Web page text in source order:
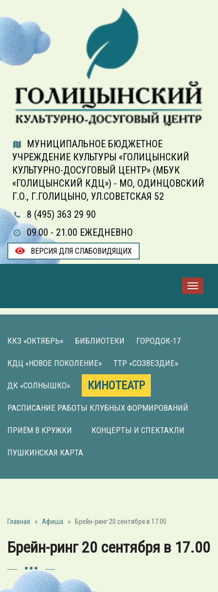
МУНИЦИПАЛЬНОЕ БЮДЖЕТНОЕ
УЧРЕЖДЕНИЕ КУЛЬТУРЫ «ГОЛИЦЫНСКИЙ
КУЛЬТУРНО-ДОСУГОВЫЙ ЦЕНТР» (МБУК
«ГОЛИЦЫНСКИЙ КДЦ») - МО, ОДИНЦОВСКИЙ
Г.О., Г.ГОЛИЦЫНО, УЛ.СОВЕТСКАЯ 52
8 (495) 363 29 90
09.00 - 21.00 ЕЖЕДНЕВНО
ВЕРСИЯ ДЛЯ СЛАБОВИДЯЩИХ
ККЗ «ОКТЯБРЬ» БИБЛИОТЕКИ ГОРОДОК-17
КДЦ «НОВОЕ ПОКОЛЕНИЕ» ТТР «СОЗВЕЗДИЕ»
ДК «СОЛНЫШКО» КИНОТЕАТР
РАСПИСАНИЕ РАБОТЫ КЛУБНЫХ ФОРМИРОВАНИЙ
ПРИЁМ В КРУЖКИ КОНЦЕРТЫ И СПЕКТАКЛИ
ПУШКИНСКАЯ КАРТА
Главная » Афиша » Брейн-ринг 20 сентября в 17.00
Брейн-ринг 20 сентября в 17.00